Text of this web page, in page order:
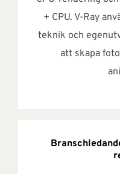
+ CPU. V-Ray
teknik och
att skapa